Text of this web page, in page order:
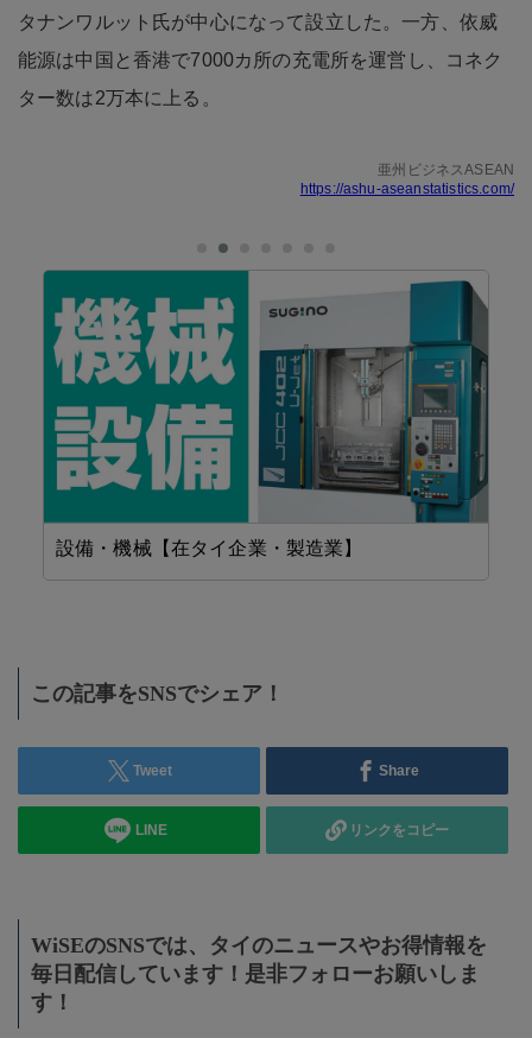
タナンワルット氏が中心になって設立した。一方、依威
能源は中国と香港で7000カ所の充電所を運営し、コネク
ター数は2万本に上る。
亜州ビジネスASEAN
https://ashu-aseanstatistics.com/
設備・機械【在タイ企業・製造業】
この記事をSNSでシェア！
Tweet Share
LINE リンクをコピー
WiSEのSNSでは、タイのニュースやお得情報を
毎日配信しています！是非フォローお願いしま
す！